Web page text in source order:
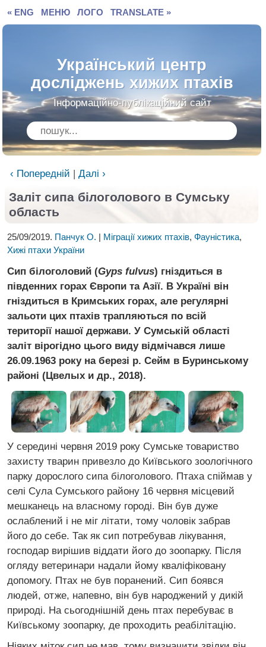
« ENG МЕНЮ ЛОГО TRANSLATE »
Український центр
досліджень хижих птахів
Інформаційно-публікаційний сайт
‹ Попередній | Далі ›
Заліт сипа білоголового в Сумську
область
25/09/2019. Панчук О. | Міграції хижих птахів, Фауністика,
Хижі птахи України
Сип білоголовий (Gyps fulvus) гніздиться в
південних горах Європи та Азії. В Україні він
гніздиться в Кримських горах, але регулярні
зальоти цих птахів трапляються по всій
території нашої держави. У Сумській області
заліт вірогідно цього виду відмічався лише
26.09.1963 року на березі р. Сейм в Буринському
районі (Цвелых и др., 2018).
У середині червня 2019 року Сумське товариство
захисту тварин привезло до Київського зоологічного
парку дорослого сипа білоголового. Птаха спіймав у
селі Сула Сумського району 16 червня місцевий
мешканець на власному городі. Він був дуже
ослаблений і не міг літати, тому чоловік забрав
його до себе. Так як сип потребував лікування,
господар вирішив віддати його до зоопарку. Після
огляду ветеринари надали йому кваліфіковану
допомогу. Птах не був поранений. Сип боявся
людей, отже, напевно, він був народжений у дикій
природі. На сьогоднішній день птах перебуває в
Київському зоопарку, де проходить реабілітацію.